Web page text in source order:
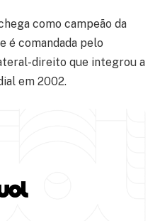
como campeão da
é comandada pelo
direito que integrou a
em 2002.